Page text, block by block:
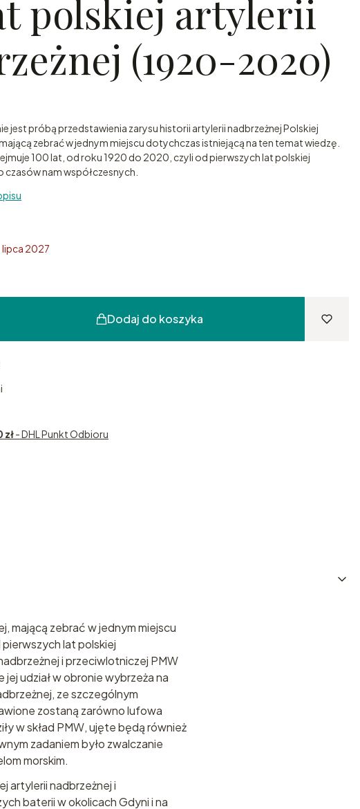
polskiej artylerii
(1920-2020)
jest próbą przedstawienia zarysu historii artylerii nadbrzeżnej Polskiej
zebrać w jednym miejscu dotychczas istniejącą na ten temat wiedzę.
100 lat, od roku 1920 do 2020, czyli od pierwszych lat polskiej
czasów nam współczesnych.
2027
Dodaj do koszyka
zł- DHL Punkt Odbioru
mającą zebrać w jednym miejscu
lat polskiej
i przeciwlotniczej PMW
udział w obronie wybrzeża na
ze szczególnym
zostaną zarówno lufowa
w skład PMW, ujęte będą również
zadaniem było zwalczanie
morskim.
artylerii nadbrzeżnej i
baterii w okolicach Gdyni i na